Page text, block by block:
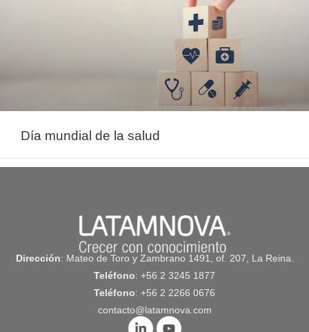
Día mundial de la salud
Dirección: Mateo de Toro y Zambrano 1491, of. 207, La Reina.
Teléfono: +56 2 3245 1877
Teléfono: +56 2 2266 0676
contacto@latamnova.com